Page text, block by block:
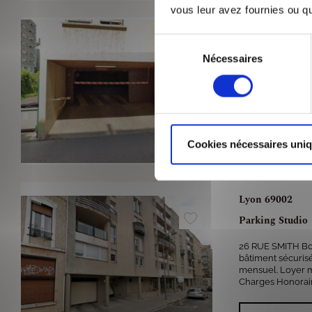
vous leur avez fournies ou
consentement
Nécessaires
Cookies nécessaires
Lyon 69002
Parking Studio
Box fermé au
bâtiment
Lyon 69002
Parking Studio
26 RUE SMITH
bâtiment
mensuel. Loyer
Charges